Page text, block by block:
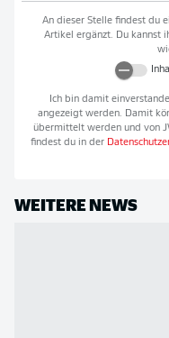
An dieser Stelle findest du
Artikel ergänzt. Du kannst
Ich bin damit
angezeigt werden. Damit
übermittelt werden und von
findest du in der
WEITERE NEWS